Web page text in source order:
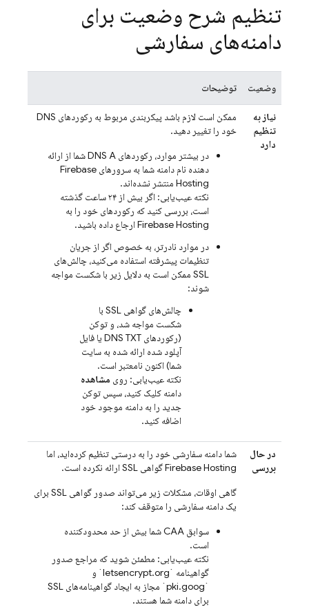
تنظیم شرح وضعیت برای
دامنه‌های سفارشی
وضعیت توضیحات
نیاز به
تنظیم
دارد
ممکن است لازم باشد پیکربندی مربوط به رکوردهای DNS
خود را تغییر دهید.
در بیشتر موارد، رکوردهای DNS A شما از ارائه
دهنده نام دامنه شما به سرورهای Firebase
Hosting منتشر نشده‌اند.
نکته عیب‌یابی: اگر بیش از ۲۴ ساعت گذشته
است، بررسی کنید که رکوردهای خود را به
Firebase Hosting ارجاع داده باشید.
در موارد نادرتر، به خصوص اگر از جریان
تنظیمات پیشرفته استفاده می‌کنید، چالش‌های
SSL ممکن است به دلایل زیر با شکست مواجه
شوند:
چالش‌های گواهی SSL با
شکست مواجه شد، و توکن
(رکوردهای DNS TXT یا فایل
آپلود شده ارائه شده به سایت
شما) اکنون نامعتبر است.
نکته عیب‌یابی: روی مشاهده
دامنه کلیک کنید، سپس توکن
جدید را به دامنه موجود خود
اضافه کنید.
در حال
بررسی
شما دامنه سفارشی خود را به درستی تنظیم کرده‌اید، اما
Firebase Hostingگواهی SSL ارائه نکرده است.
گاهی اوقات، مشکلات زیر می‌تواند صدور گواهی SSL برای
یک دامنه سفارشی را متوقف کند:
سوابق CAA شما بیش از حد محدودکننده
است.
نکته عیب‌یابی: مطمئن شوید که مراجع صدور
گواهینامه `letsencrypt.org` و
`pki.goog` مجاز به ایجاد گواهینامه‌های SSL
برای دامنه شما هستند.